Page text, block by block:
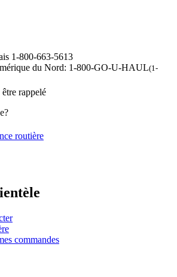
1-800-663-5613
du Nord: 1-800-GO-U-HAUL(1-
rappelé
routière
commandes